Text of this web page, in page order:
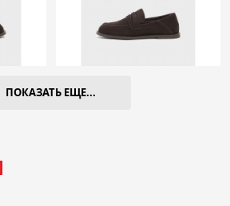
ПОКАЗАТЬ ЕЩЕ...